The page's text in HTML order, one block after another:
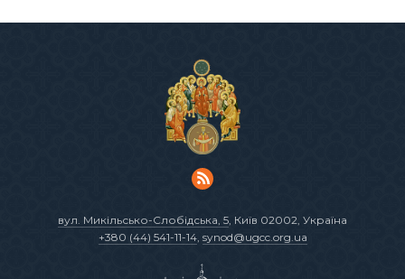
вул. Микільсько-Слобідська, 5 , Київ 02002, Україна
+380 (44) 541-11-14, synod@ugcc.org.ua